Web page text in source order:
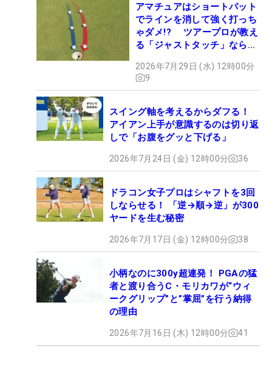
アマチュアはショートパット
でラインを消して強く打っち
ゃダメ!? ツアープロが教え
る「ジャストタッチ」なら3
2026年7月29日 (水) 12時00分
9
スイング軸を考えるからダフる！
アイアン上手が意識するのは切り返
しで「お腹をグッと下げる」
2026年7月24日 (金) 12時00分 36
ドラコン女子プロはシャフトを3回
しならせる！ 「逆→順→逆」が300
ヤードを生む秘密
2026年7月17日 (金) 12時00分 38
小柄なのに300y超連発！ PGAの猛
者と渡り合うC・モリカワが“ウィ
ークグリップ”と”掌屈”を行う納得
の理由
2026年7月16日 (木) 12時00分 41